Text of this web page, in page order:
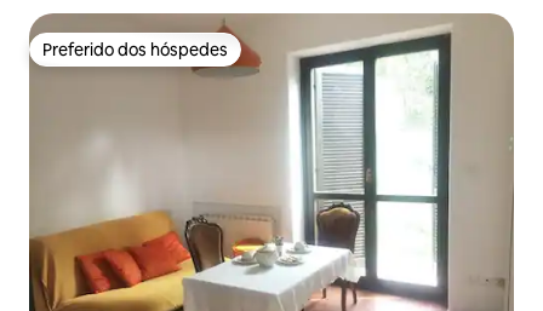
Preferido dos hóspedes
Preferido dos hóspedes